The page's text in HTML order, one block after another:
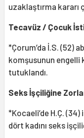
uzaklaştırma kararı
Tecavüz / Çocuk
*Çorum’da İ.S. (52)
komşusunun engelli
tutuklandı.
Seks İşçiliğine
*Kocaeli’de H.Ç. (34)
dört kadını seks